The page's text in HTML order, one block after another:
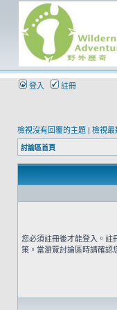
登入 註冊
檢視沒有回覆的主題 | 檢視最
討論區首頁
您必須註冊後才能登入。註
策。當瀏覽討論區時請確認